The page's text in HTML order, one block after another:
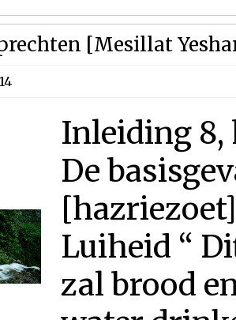
[Mesillat
Inleiding 8,
De
Luiheid “
zal brood